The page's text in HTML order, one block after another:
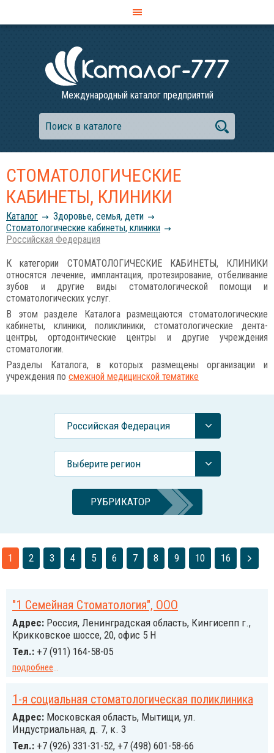
Международный каталог предприятий
СТОМАТОЛОГИЧЕСКИЕ
КАБИНЕТЫ, КЛИНИКИ
Каталог
Здоровье, семья, дети
Стоматологические кабинеты, клиники
Российcкая Федерация
К категории СТОМАТОЛОГИЧЕСКИЕ КАБИНЕТЫ, КЛИНИКИ
относятся лечение, имплантация, протезирование, отбеливание
зубов и другие виды стоматологической помощи и
стоматологических услуг.
В этом разделе Каталога размещаются стоматологические
кабинеты, клиники, поликлиники, стоматологические дента-
центры, ортодонтические центры и другие учреждения
стоматологии.
Разделы Каталога, в которых размещены организации и
учреждения по смежной медицинской тематике
Российcкая Федерация
Выберите регион
РУБРИКАТОР
1 2 3 4 5 6 7 8 9 10 16
"1 Семейная Стоматология", ООО
Адрес: Россия, Ленинградская область, Кингисепп г.,
Крикковское шоссе, 20, офис 5 Н
Тел.: +7 (911) 164-58-05
подробнее...
1-я социальная стоматологическая поликлиника
Адрес: Московская область, Мытищи, ул.
Индустриальная, д. 7, к. 3
Тел.: +7 (926) 331-31-52, +7 (498) 601-58-66